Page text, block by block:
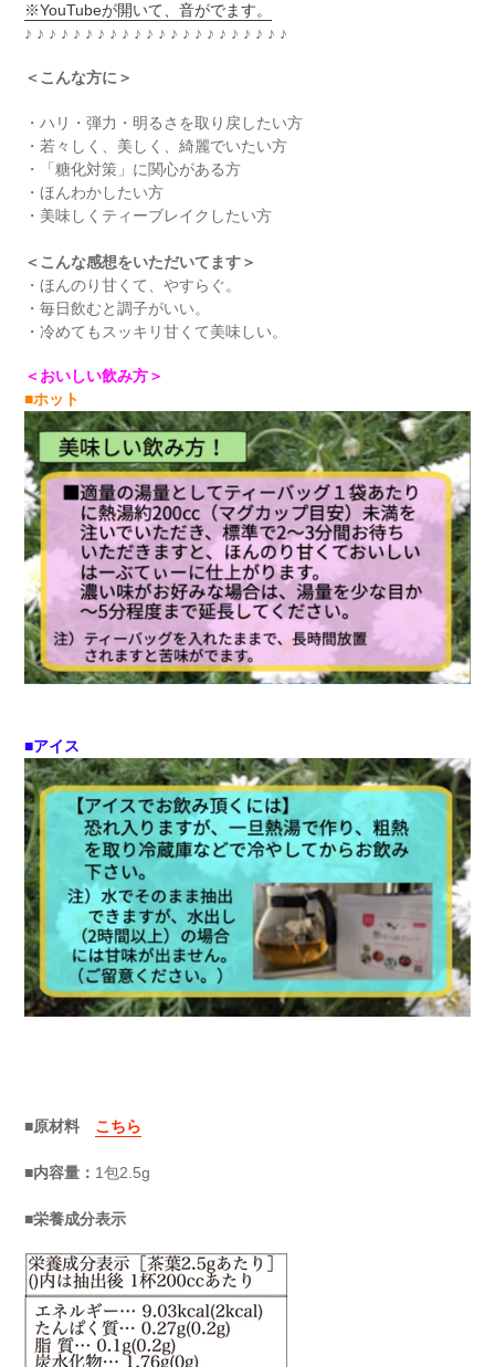
※YouTubeが開いて、音がでます。
♪ ♪ ♪ ♪ ♪ ♪ ♪ ♪ ♪ ♪ ♪ ♪ ♪ ♪ ♪ ♪ ♪ ♪ ♪ ♪ ♪ ♪
＜こんな方に＞
・ハリ・弾力・明るさを取り戻したい方
・若々しく、美しく、綺麗でいたい方
・「糖化対策」に関心がある方
・ほんわかしたい方
・美味しくティーブレイクしたい方
＜こんな感想をいただいてます＞
・ほんのり甘くて、やすらぐ。
・毎日飲むと調子がいい。
・冷めてもスッキリ甘くて美味しい。
＜おいしい飲み方＞
■ホット
■アイス
■原材料 こちら
■内容量： 1包2.5g
■栄養成分表示